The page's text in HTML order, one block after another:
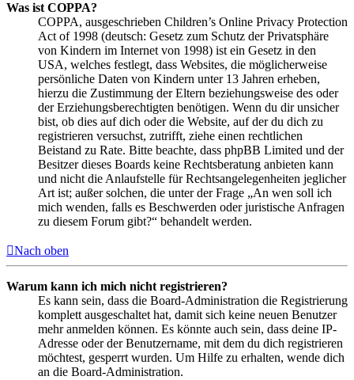
Was ist COPPA?
COPPA, ausgeschrieben Children’s Online Privacy Protection
Act of 1998 (deutsch: Gesetz zum Schutz der Privatsphäre
von Kindern im Internet von 1998) ist ein Gesetz in den
USA, welches festlegt, dass Websites, die möglicherweise
persönliche Daten von Kindern unter 13 Jahren erheben,
hierzu die Zustimmung der Eltern beziehungsweise des oder
der Erziehungsberechtigten benötigen. Wenn du dir unsicher
bist, ob dies auf dich oder die Website, auf der du dich zu
registrieren versuchst, zutrifft, ziehe einen rechtlichen
Beistand zu Rate. Bitte beachte, dass phpBB Limited und der
Besitzer dieses Boards keine Rechtsberatung anbieten kann
und nicht die Anlaufstelle für Rechtsangelegenheiten jeglicher
Art ist; außer solchen, die unter der Frage „An wen soll ich
mich wenden, falls es Beschwerden oder juristische Anfragen
zu diesem Forum gibt?“ behandelt werden.
Nach oben
Warum kann ich mich nicht registrieren?
Es kann sein, dass die Board-Administration die Registrierung
komplett ausgeschaltet hat, damit sich keine neuen Benutzer
mehr anmelden können. Es könnte auch sein, dass deine IP-
Adresse oder der Benutzername, mit dem du dich registrieren
möchtest, gesperrt wurden. Um Hilfe zu erhalten, wende dich
an die Board-Administration.